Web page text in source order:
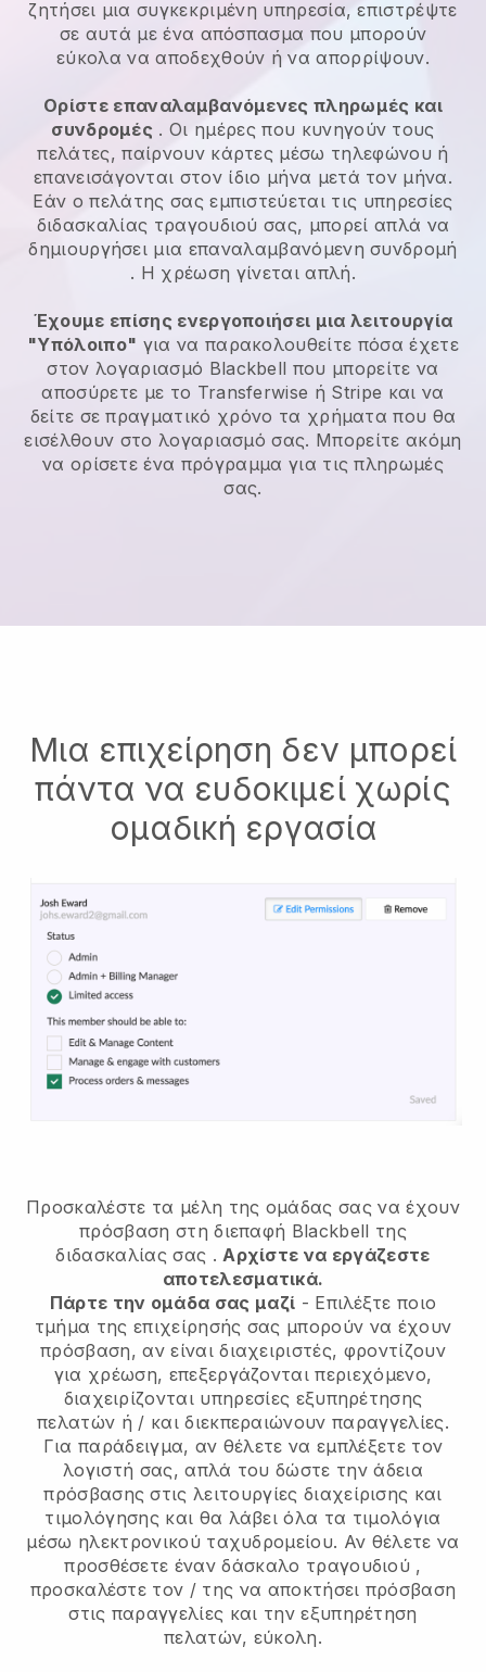
ζητήσει μια συγκεκριμένη υπηρεσία, επιστρέψτε
σε αυτά με ένα απόσπασμα που μπορούν
εύκολα να αποδεχθούν ή να απορρίψουν.
Ορίστε επαναλαμβανόμενες πληρωμές και
συνδρομές . Οι ημέρες που κυνηγούν τους
πελάτες, παίρνουν κάρτες μέσω τηλεφώνου ή
επανεισάγονται στον ίδιο μήνα μετά τον μήνα.
Εάν ο πελάτης σας εμπιστεύεται τις υπηρεσίες
διδασκαλίας τραγουδιού σας, μπορεί απλά να
δημιουργήσει μια επαναλαμβανόμενη συνδρομή
. Η χρέωση γίνεται απλή.
Έχουμε επίσης ενεργοποιήσει μια λειτουργία
"Υπόλοιπο" για να παρακολουθείτε πόσα έχετε
στον λογαριασμό Blackbell που μπορείτε να
αποσύρετε με το Transferwise ή Stripe και να
δείτε σε πραγματικό χρόνο τα χρήματα που θα
εισέλθουν στο λογαριασμό σας. Μπορείτε ακόμη
να ορίσετε ένα πρόγραμμα για τις πληρωμές
σας.
Μια επιχείρηση δεν μπορεί
πάντα να ευδοκιμεί χωρίς
ομαδική εργασία
Προσκαλέστε τα μέλη της ομάδας σας να έχουν
πρόσβαση στη διεπαφή Blackbell της
διδασκαλίας σας . Αρχίστε να εργάζεστε
αποτελεσματικά.
Πάρτε την ομάδα σας μαζί - Επιλέξτε ποιο
τμήμα της επιχείρησής σας μπορούν να έχουν
πρόσβαση, αν είναι διαχειριστές, φροντίζουν
για χρέωση, επεξεργάζονται περιεχόμενο,
διαχειρίζονται υπηρεσίες εξυπηρέτησης
πελατών ή / και διεκπεραιώνουν παραγγελίες.
Για παράδειγμα, αν θέλετε να εμπλέξετε τον
λογιστή σας, απλά του δώστε την άδεια
πρόσβασης στις λειτουργίες διαχείρισης και
τιμολόγησης και θα λάβει όλα τα τιμολόγια
μέσω ηλεκτρονικού ταχυδρομείου. Αν θέλετε να
προσθέσετε έναν δάσκαλο τραγουδιού ,
προσκαλέστε τον / της να αποκτήσει πρόσβαση
στις παραγγελίες και την εξυπηρέτηση
πελατών, εύκολη.